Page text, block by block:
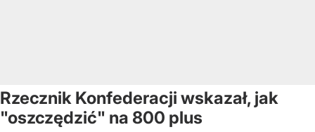
Rzecznik Konfederacji wskazał, jak
"oszczędzić" na 800 plus